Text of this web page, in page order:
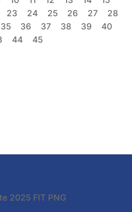
23 24 25 26 27
28
35 36 37 38 39
40
44 45